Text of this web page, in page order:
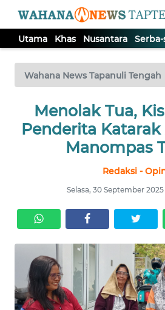
Utama Khas Nusantara
Wahana News Tapanuli Tengah
Menolak Tua,
Penderita Katarak
Manompas
Redaksi -
Selasa, 30 September 2025
TV
Tutup
UTAMA
SERBA-
SERBI
OPINI
Informasi